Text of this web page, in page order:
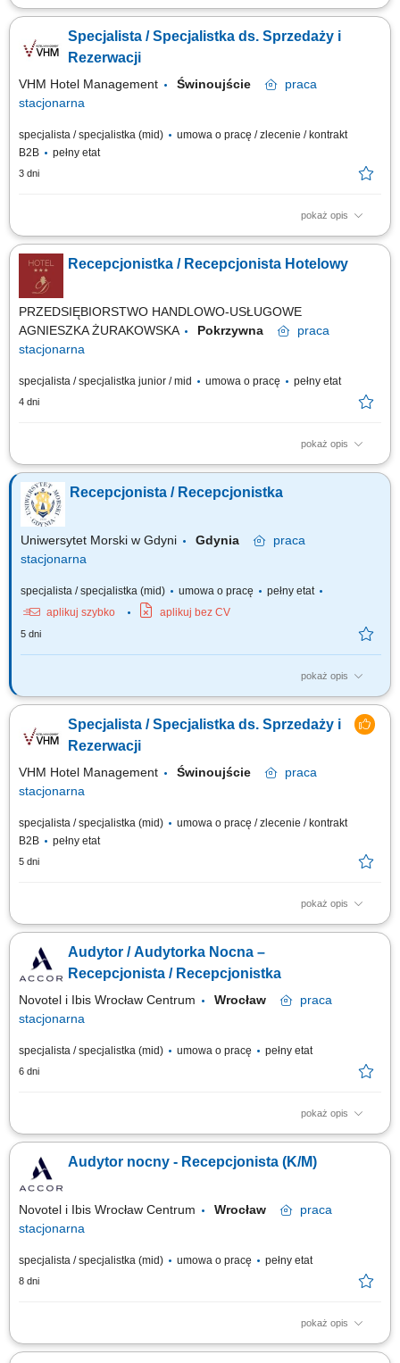
Opis stanowiska kompleksowa obsługa Gości hotelowych zgodnie z
wymeldowania Gości, obsługa rezerwacji telefonicznych, mailowych oraz
bezpośrednich, udzielanie informacji o usługach hotelu, restauracji, SPA i
Specjalista / Specjalistka ds. Sprzedaży i
Rezerwacji
VHM Hotel Management Świnoujście
praca
stacjonarna
specjalista / specjalistka (mid)
umowa o pracę / zlecenie / kontrakt
B2B
pełny etat
3 dni
pokaż opis
Obowiązki: Obsługa rezerwacji indywidualnych i grupowych (telefon, e-
mail, systemy rezerwacyjne) Aktywna sprzedaż usług hotelowych i dbanie
o maksymalizację przychodów; Budowanie długofalowych relacji z
gośćmi, biurami podróży oraz partnerami; Wprowadzanie i aktualizacja
danych w systemie...
Recepcjonistka / Recepcjonista Hotelowy
PRZEDSIĘBIORSTWO HANDLOWO-USŁUGOWE
AGNIESZKA ŻURAKOWSKA
Pokrzywna
praca
stacjonarna
specjalista / specjalistka junior / mid umowa o pracę pełny etat
4 dni
pokaż opis
Co będzie należało do Twoich obowiązków? profesjonalna obsługa Gości
hotelowych zgodnie ze standardami hotelu, meldowanie i
wymeldowywanie Gości, obsługa rezerwacji telefonicznych, mailowych
oraz bezpośrednich, udzielanie informacji o usługach hotelu, restauracji,
SPA i atrakcjach...
Recepcjonista / Recepcjonistka
Uniwersytet Morski w Gdyni Gdynia
praca
stacjonarna
specjalista / specjalistka (mid) umowa o pracę
pełny etat
aplikuj szybko
aplikuj bez CV
5 dni
pokaż opis
Stanowisko: Recepcjonista/ka SDM - Dział Domów Studenckich/ Pion
Kanclerza Wymiar czasu pracy: 1 etat Jednostka/komórka organizacyjna:
Dział Domów Studenckich/ Pion Kanclerza Opis stanowiska:
profesjonalna obsługa gości hotelowych; prowadzenie rozliczenia
Specjalista / Specjalistka ds. Sprzedaży i
Rezerwacji
VHM Hotel Management Świnoujście
praca
stacjonarna
specjalista / specjalistka (mid)
umowa o pracę / zlecenie / kontrakt
B2B
pełny etat
5 dni
pokaż opis
Twoja misja Obsługa rezerwacji: kompleksowe przetwarzanie zapytań i
przez systemy rezerwacyjne). Aktywna sprzedaż: prezentowanie oferty
hotelu, dopasowywanie jej do potrzeb klientów oraz dbanie o
Audytor / Audytorka Nocna –
Recepcjonista / Recepcjonistka
Novotel i Ibis Wrocław Centrum Wrocław
praca
stacjonarna
specjalista / specjalistka (mid) umowa o pracę pełny etat
6 dni
pokaż opis
Zakres obowiązków: Profesjonalna obsługa gości hotelowych podczas
rezerwacji. Wystawianie faktur i realizacja bieżących zadań
administracyjnych. Udzielanie informacji dotyczących hotelu oraz
Audytor nocny - Recepcjonista (K/M)
Novotel i Ibis Wrocław Centrum Wrocław
praca
stacjonarna
specjalista / specjalistka (mid) umowa o pracę pełny etat
8 dni
pokaż opis
Jak wygląda dzień w pracy? Mówisz “dzień dobry” kilkadziesiąt razy